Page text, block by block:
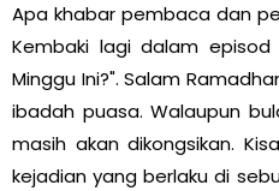
Apa khabar pembaca dan
Kembaki lagi dalam
Minggu Ini?". Salam
ibadah puasa. Walaupun
masih akan dikongsikan.
kejadian yang berlaku di